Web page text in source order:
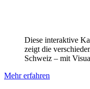
Diese interaktive
zeigt die
Schweiz – mit
Mehr erfahren